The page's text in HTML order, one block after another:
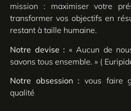
mission : maximiser votre
transformer vos objectifs en
restant à taille humaine.
Notre devise : « Aucun de
savons tous ensemble. » (
Notre obsession : vous faire
qualité